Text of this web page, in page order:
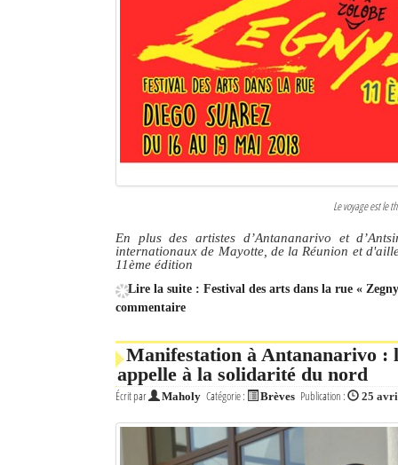
Le voyage est le
En plus des artistes d’Antananarivo et
internationaux de Mayotte, de la Réunion et
11ème édition
Lire la suite : Festival des arts dans la rue «
commentaire
Manifestation à Antananarivo :
appelle à la solidarité du nord
Écrit par Maholy Catégorie : Brèves Publication : 25